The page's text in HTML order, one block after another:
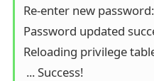
Re-enter new password:
Password updated
Reloading privilege
... Success!